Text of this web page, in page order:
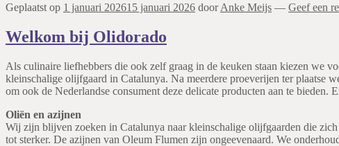
Geplaatst op 1 januari 202615 januari 2026 doorAnke Meijs — Geef een
Welkom bij Olidorado
Als culinaire liefhebbers die ook zelf graag in de keuken staan kiezen we
kleinschalige olijfgaard in Catalunya. Na meerdere proeverijen ter plaatse
om ook de Nederlandse consument deze delicate producten aan te
Oliën en azijnen
Wij zijn blijven zoeken in Catalunya naar kleinschalige olijfgaarden die
tot sterker. De azijnen van Oleum Flumen zijn ongeevenaard. We